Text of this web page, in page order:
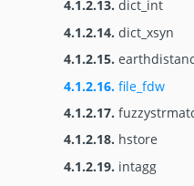
4.1.2.13. dict_int
4.1.2.14. dict_xsyn
4.1.2.15.
4.1.2.16. file_fdw
4.1.2.17.
4.1.2.18. hstore
4.1.2.19. intagg